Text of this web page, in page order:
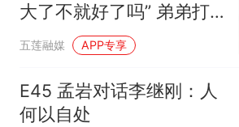
大了不就好了吗” 弟弟打
姐姐被妈妈教育，姐姐立
马护着弟弟
五莲融媒 APP专享
E45 孟岩对话李继刚：人
何以自处